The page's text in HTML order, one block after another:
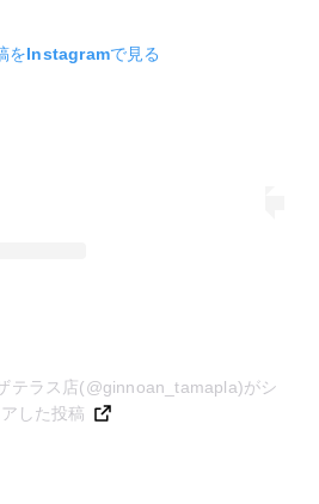
をInstagramで見る
ラス店(@ginnoan_tamapla)がシ
した投稿